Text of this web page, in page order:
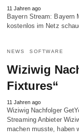
11 Jahren ago
Bayern Stream: Bayern
kostenlos im Netz
NEWS SOFTWARE
Wiziwig
Fixtures“
11 Jahren ago
Wiziwig Nachfolger
Streaming Anbieter
machen musste, haben